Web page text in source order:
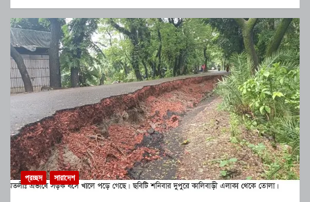
প্রচ্ছদ সারাদেশ